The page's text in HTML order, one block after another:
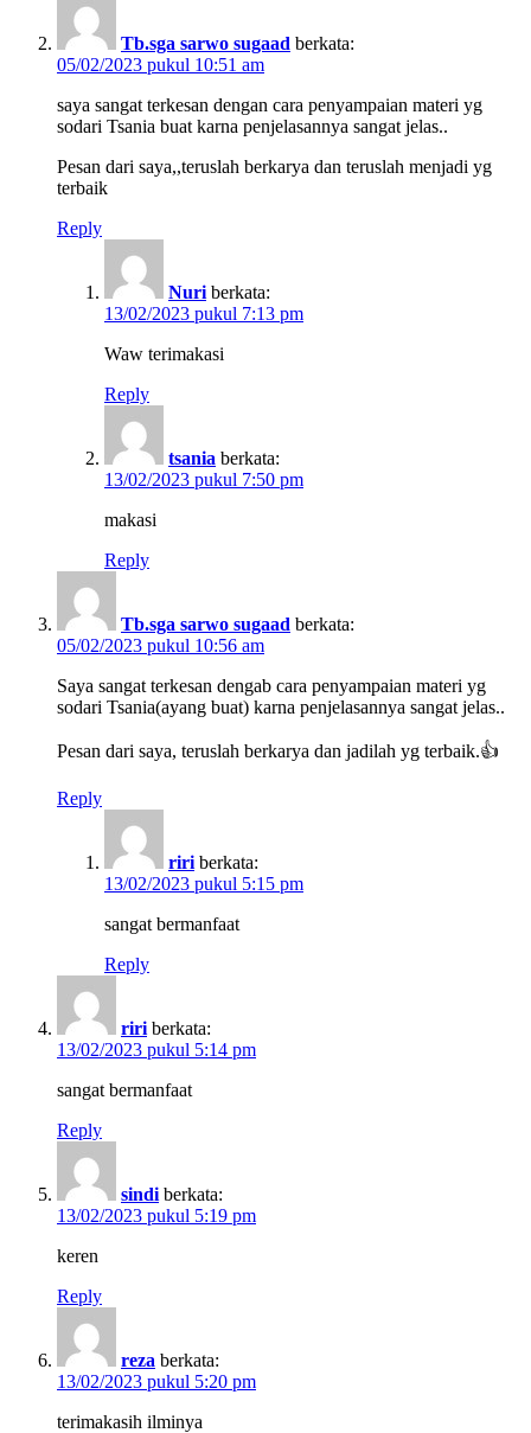
Tb.sga sarwo sugaad berkata:
05/02/2023 pukul 10:51 am
saya sangat terkesan dengan cara penyampaian materi yg
sodari Tsania buat karna penjelasannya sangat jelas..
Pesan dari saya,,teruslah berkarya dan teruslah menjadi yg
terbaik
Reply
Nuri berkata:
13/02/2023 pukul 7:13 pm
Waw terimakasi
Reply
tsania berkata:
13/02/2023 pukul 7:50 pm
makasi
Reply
Tb.sga sarwo sugaad berkata:
05/02/2023 pukul 10:56 am
Saya sangat terkesan dengab cara penyampaian materi yg
sodari Tsania(ayang buat) karna penjelasannya sangat jelas..
Pesan dari saya, teruslah berkarya dan jadilah yg terbaik.👍
Reply
riri berkata:
13/02/2023 pukul 5:15 pm
sangat bermanfaat
Reply
riri berkata:
13/02/2023 pukul 5:14 pm
sangat bermanfaat
Reply
sindi berkata:
13/02/2023 pukul 5:19 pm
keren
Reply
reza berkata:
13/02/2023 pukul 5:20 pm
terimakasih ilminya